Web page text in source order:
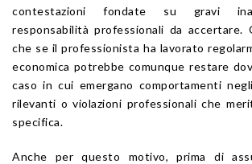
contestazioni fondate su gravi
responsabilità professionali da accertare.
che se il professionista ha lavorato
economica potrebbe comunque restare
caso in cui emergano comportamenti
rilevanti o violazioni professionali che
specifica.
Anche per questo motivo, prima di